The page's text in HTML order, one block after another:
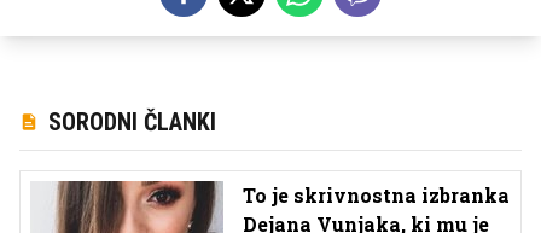
SORODNI ČLANKI
To je skrivnostna izbranka
Dejana Vunjaka, ki mu je